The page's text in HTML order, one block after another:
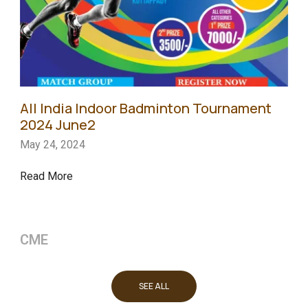
All India Indoor Badminton Tournament
2024 June2
May 24, 2024
Read More
CME
SEE ALL